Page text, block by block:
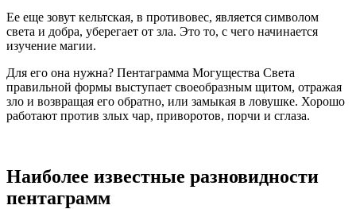
Ее еще зовут кельтская, в противовес, является символом
света и добра, уберегает от зла. Это то, с чего начинается
изучение магии.
Для его она нужна? Пентаграмма Могущества Света
правильной формы выступает своеобразным щитом, отражая
зло и возвращая его обратно, или замыкая в ловушке. Хорошо
работают против злых чар, приворотов, порчи и сглаза.
Наиболее известные разновидности
пентаграмм